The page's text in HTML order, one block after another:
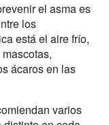
el asma es
los
está el aire frío,
ácaros en las
varios